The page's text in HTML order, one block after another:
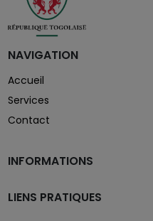
NAVIGATION
Accueil
Services
Contact
INFORMATIONS
LIENS PRATIQUES